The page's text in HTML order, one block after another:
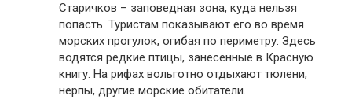
Старичков – заповедная зона, куда нельзя
попасть. Туристам показывают его во время
морских прогулок, огибая по периметру. Здесь
водятся редкие птицы, занесенные в Красную
книгу. На рифах вольготно отдыхают тюлени,
нерпы, другие морские обитатели.